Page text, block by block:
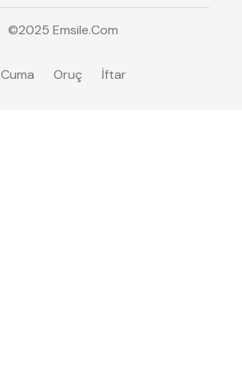
©2025 Emsile.Com
Cuma Oruç İftar